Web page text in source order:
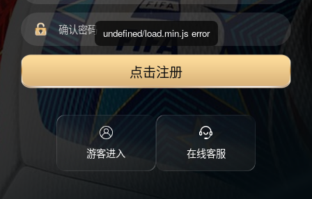
点击注册
游客进入 在线客服
undefined/load.min.js error